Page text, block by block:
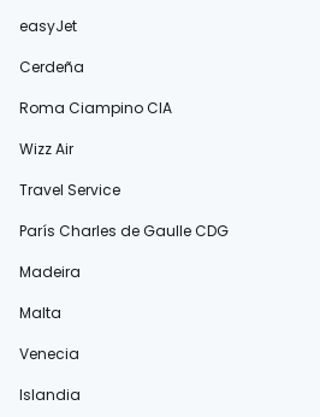
easyJet
Cerdeña
Roma Ciampino CIA
Wizz Air
Travel Service
París Charles de Gaulle CDG
Madeira
Malta
Venecia
Islandia